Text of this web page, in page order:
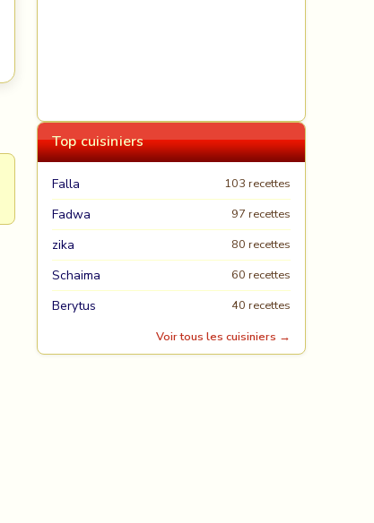
Top cuisiniers
Falla 103 recettes
Fadwa 97 recettes
zika 80 recettes
Schaima 60 recettes
Berytus
40 recettes
Voir tous les cuisiniers →